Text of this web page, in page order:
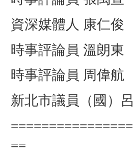
資深媒體人 康仁俊
時事評論員 溫朗東
時事評論員 周偉航
新北市議員（國）
==